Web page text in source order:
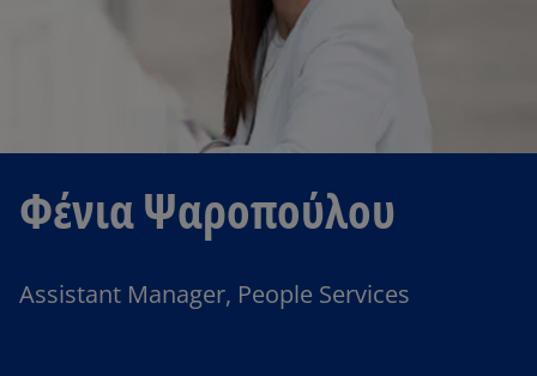
Φένια Ψαροπούλου
Assistant Manager, People Services